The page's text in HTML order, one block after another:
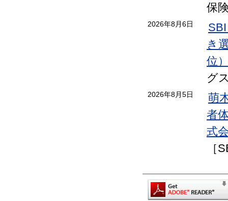
保
2026年8月6日
き
位
グ
2026年8月5日
萌
者
式
［